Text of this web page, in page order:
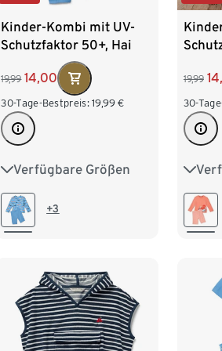
Kinder-Kombi mit UV-
Schutzfaktor 50+, Hai
19,99 14,00
30-Tage-Bestpreis: 19,99 €
Verfügbare Größen
74/80 86/92
98/104 +3
19,99
30-
74/
98/